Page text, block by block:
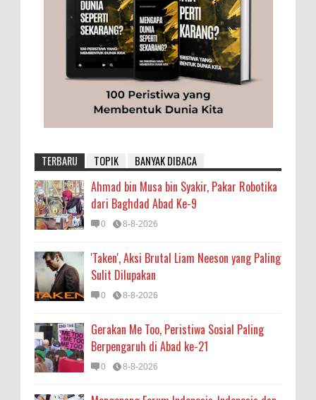
TERBARU TOPIK BANYAK DIBACA
Ahmad bin Musa bin Syakir, Pakar Robotika
dari Baghdad Abad Ke-9
0 8-8-2026
'Taken', Aksi Brutal Liam Neeson yang Paling
Sulit Dilupakan
0 8-8-2026
Gerakan Me Too, Peristiwa Sosial Paling
Berpengaruh di Abad ke-21
0 8-8-2026